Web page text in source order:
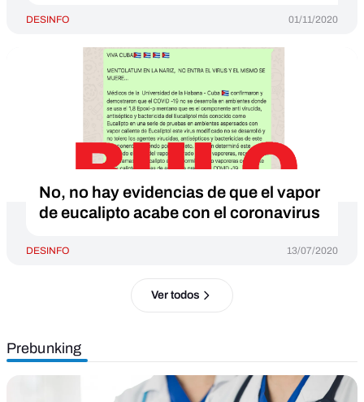
DESINFO 01/11/2020
No, no hay evidencias de que el vapor
de eucalipto acabe con el coronavirus
DESINFO 13/07/2020
Ver todos
Prebunking